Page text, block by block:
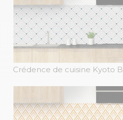
Crédence de cuisine Kyoto